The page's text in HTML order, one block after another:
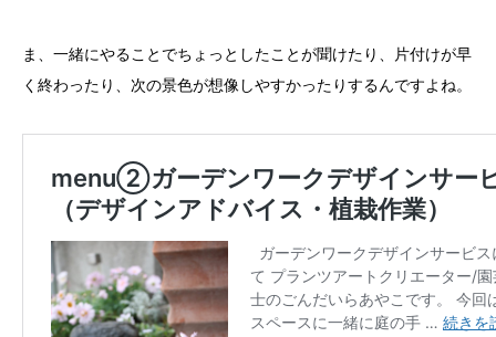
ま、一緒にやることでちょっとしたことが聞けたり、片付けが早
く終わったり、次の景色が想像しやすかったりするんですよね。